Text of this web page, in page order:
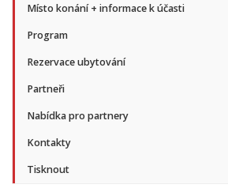
Místo konání + informace k účasti
Program
Rezervace ubytování
Partneři
Nabídka pro partnery
Kontakty
Tisknout